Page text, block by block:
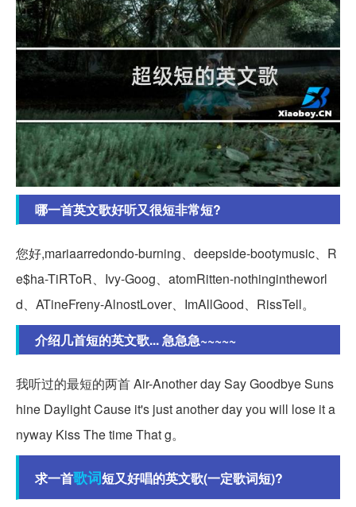
哪一首英文歌好听又很短非常短?
您好,mariaarredondo-burning、deepside-bootymusic、R
e$ha-TiRToR、Ivy-Goog、atomRitten-nothingintheworl
d、ATineFreny-AlnostLover、ImAllGood、RissTell。
介绍几首短的英文歌... 急急急~~~~~
我听过的最短的两首 Air-Another day Say Goodbye Suns
hine Daylight Cause it's just another day you will lose it a
nyway Kiss The time That g。
求一首歌词短又好唱的英文歌(一定歌词短)?